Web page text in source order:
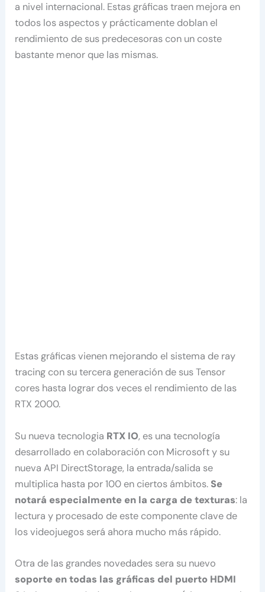
a nivel internacional. Estas gráficas traen mejora en
todos los aspectos y prácticamente doblan el
rendimiento de sus predecesoras con un coste
bastante menor que las mismas.
Estas gráficas vienen mejorando el sistema de ray
tracing con su tercera generación de sus Tensor
cores hasta lograr dos veces el rendimiento de las
RTX 2000.
Su nueva tecnologia RTX IO, es una tecnología
desarrollado en colaboración con Microsoft y su
nueva API DirectStorage, la entrada/salida se
multiplica hasta por 100 en ciertos ámbitos. Se
notará especialmente en la carga de texturas: la
lectura y procesado de este componente clave de
los videojuegos será ahora mucho más rápido.
Otra de las grandes novedades sera su nuevo
soporte en todas las gráficas del puerto HDMI